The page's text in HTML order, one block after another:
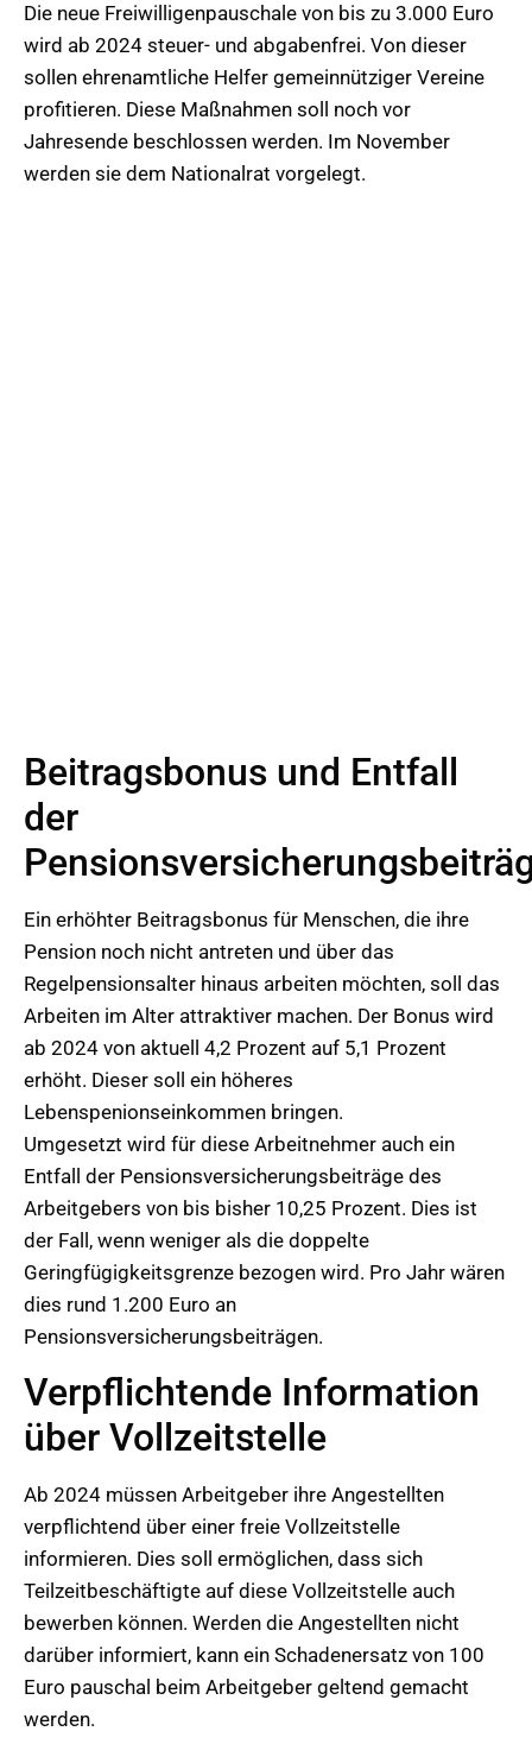
Die neue Freiwilligenpauschale von bis zu 3.000 Euro
wird ab 2024 steuer- und abgabenfrei. Von dieser
sollen ehrenamtliche Helfer gemeinnütziger Vereine
profitieren. Diese Maßnahmen soll noch vor
Jahresende beschlossen werden. Im November
werden sie dem Nationalrat vorgelegt.
Beitragsbonus und Entfall
der
Ein erhöhter Beitragsbonus für Menschen, die ihre
Pension noch nicht antreten und über das
Regelpensionsalter hinaus arbeiten möchten, soll das
Arbeiten im Alter attraktiver machen. Der Bonus wird
ab 2024 von aktuell 4,2 Prozent auf 5,1 Prozent
erhöht. Dieser soll ein höheres
Lebenspenionseinkommen bringen.
Umgesetzt wird für diese Arbeitnehmer auch ein
Entfall der Pensionsversicherungsbeiträge des
Arbeitgebers von bis bisher 10,25 Prozent. Dies ist
der Fall, wenn weniger als die doppelte
Geringfügigkeitsgrenze bezogen wird. Pro Jahr wären
dies rund 1.200 Euro an
Pensionsversicherungsbeiträgen.
Verpflichtende Information
über Vollzeitstelle
Ab 2024 müssen Arbeitgeber ihre Angestellten
verpflichtend über einer freie Vollzeitstelle
informieren. Dies soll ermöglichen, dass sich
Teilzeitbeschäftigte auf diese Vollzeitstelle auch
bewerben können. Werden die Angestellten nicht
darüber informiert, kann ein Schadenersatz von 100
Euro pauschal beim Arbeitgeber geltend gemacht
werden.